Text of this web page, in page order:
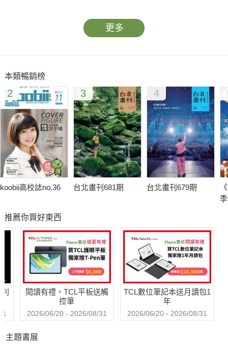
更多
本類暢銷榜
2
koobii高校誌no.36
3
台北畫刊681期
4
台北畫刊679期
推薦你買好東西
閱讀有禮，TCL平板送觸
控筆
2026/06/20 - 2026/08/31
TCL數位筆記本送月讀包1
年
2026/06/20 - 2026/08/31
主題書展